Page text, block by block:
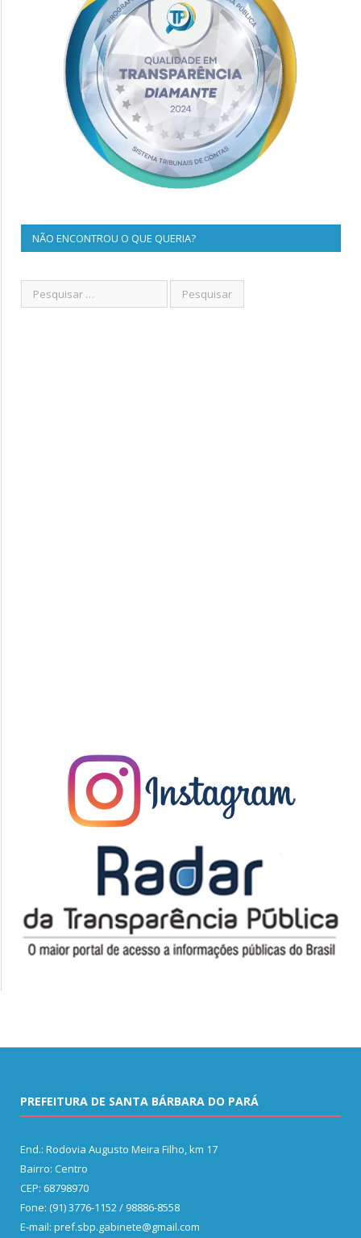
NÃO ENCONTROU O QUE QUERIA?
PREFEITURA DE SANTA BÁRBARA DO PARÁ
End.: Rodovia Augusto Meira Filho, km 17
Bairro: Centro
CEP: 68798970
Fone: (91) 3776-1152 / 98886-8558
E-mail: pref.sbp.gabinete@gmail.com